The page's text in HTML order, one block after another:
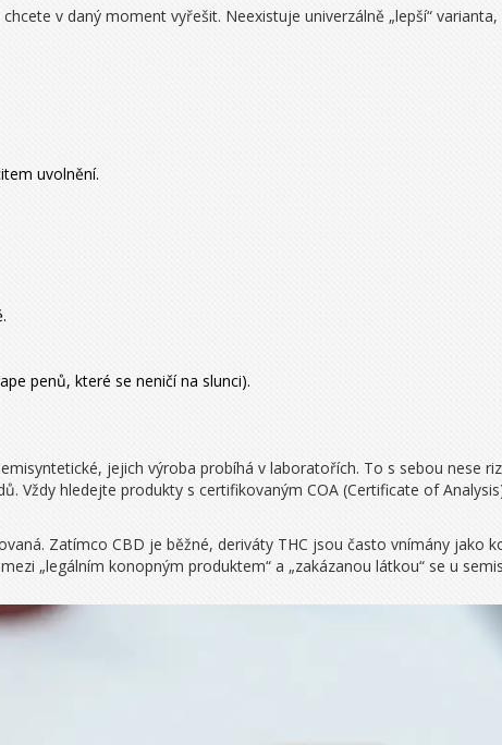
v daný moment vyřešit. Neexistuje univerzálně „lepší“
uvolnění.
penů, které se neničí na slunci).
jejich výroba probíhá v laboratořích. To s sebou nese
Vždy hledejte produkty s certifikovaným COA (Certificate of
Zatímco CBD je běžné, deriváty THC jsou často vnímány jako
„legálním konopným produktem“ a „zakázanou látkou“ se u